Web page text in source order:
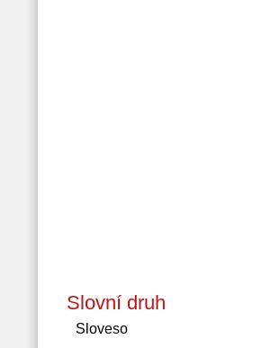
Slovní druh
Sloveso